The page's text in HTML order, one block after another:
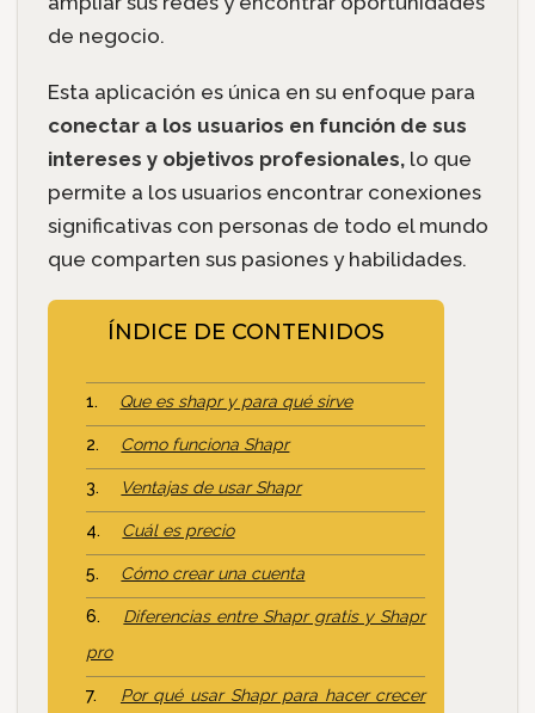
de negocio.
Esta aplicación es única en su enfoque para
conectar a los usuarios en función de sus
intereses y objetivos profesionales,lo que
permite a los usuarios encontrar conexiones
significativas con personas de todo el mundo
que comparten sus pasiones y habilidades.
ÍNDICE DE CONTENIDOS
Que es shapr y para qué sirve
Como funciona Shapr
Ventajas de usar Shapr
Cuál es precio
Cómo crear una cuenta
Diferencias entre Shapr gratis y Shapr
pro
Por qué usar Shapr para hacer crecer